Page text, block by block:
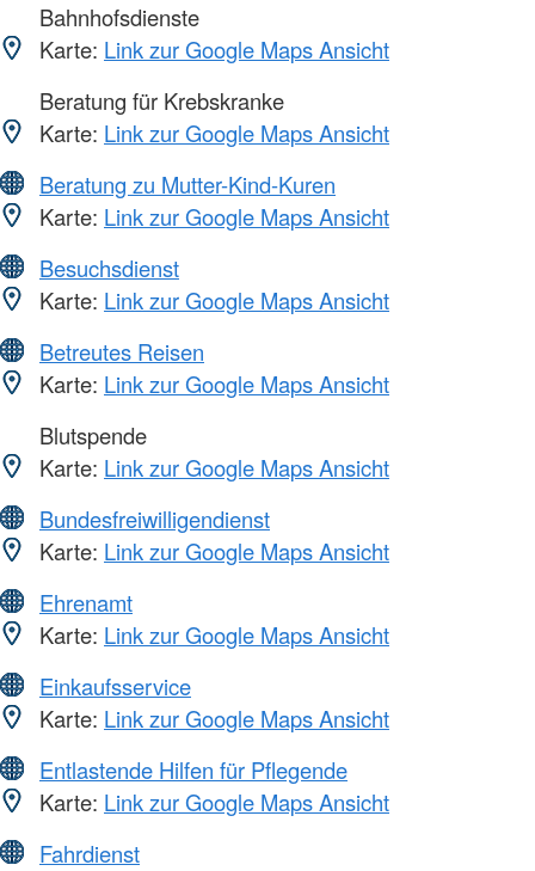
Bahnhofsdienste
Karte: Link zur Google Maps Ansicht
Beratung für Krebskranke
Karte: Link zur Google Maps Ansicht
Beratung zu Mutter-Kind-Kuren
Karte: Link zur Google Maps Ansicht
Besuchsdienst
Karte: Link zur Google Maps Ansicht
Betreutes Reisen
Karte: Link zur Google Maps Ansicht
Blutspende
Karte: Link zur Google Maps Ansicht
Bundesfreiwilligendienst
Karte: Link zur Google Maps Ansicht
Ehrenamt
Karte: Link zur Google Maps Ansicht
Einkaufsservice
Karte: Link zur Google Maps Ansicht
Entlastende Hilfen für Pflegende
Karte: Link zur Google Maps Ansicht
Fahrdienst